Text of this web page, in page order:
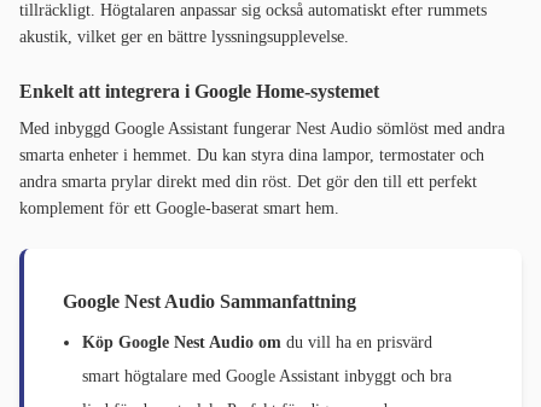
tillräckligt. Högtalaren anpassar sig också automatiskt efter rummets
akustik, vilket ger en bättre lyssningsupplevelse.
Enkelt att integrera i Google Home-systemet
Med inbyggd Google Assistant fungerar Nest Audio sömlöst med andra
smarta enheter i hemmet. Du kan styra dina lampor, termostater och
andra smarta prylar direkt med din röst. Det gör den till ett perfekt
komplement för ett Google-baserat smart hem.
Google Nest Audio Sammanfattning
Köp Google Nest Audio om du vill ha en prisvärd
smart högtalare med Google Assistant inbyggt och bra